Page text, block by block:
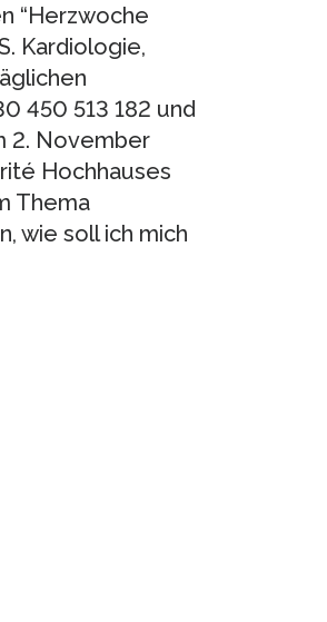
“Herzwoche
Kardiologie,
450 513 182 und
2. November
Hochhauses
Thema
wie soll ich mich